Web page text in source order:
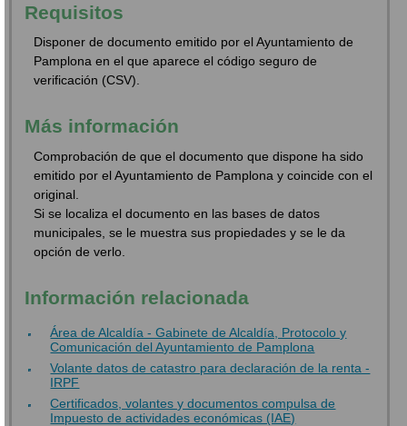
Requisitos
Disponer de documento emitido por el Ayuntamiento de
Pamplona en el que aparece el código seguro de
verificación (CSV).
Más información
Comprobación de que el documento que dispone ha sido
emitido por el Ayuntamiento de Pamplona y coincide con el
original.
Si se localiza el documento en las bases de datos
municipales, se le muestra sus propiedades y se le da
opción de verlo.
Información relacionada
Área de Alcaldía - Gabinete de Alcaldía, Protocolo y
Comunicación del Ayuntamiento de Pamplona
Volante datos de catastro para declaración de la renta -
IRPF
Certificados, volantes y documentos compulsa de
Impuesto de actividades económicas (IAE)